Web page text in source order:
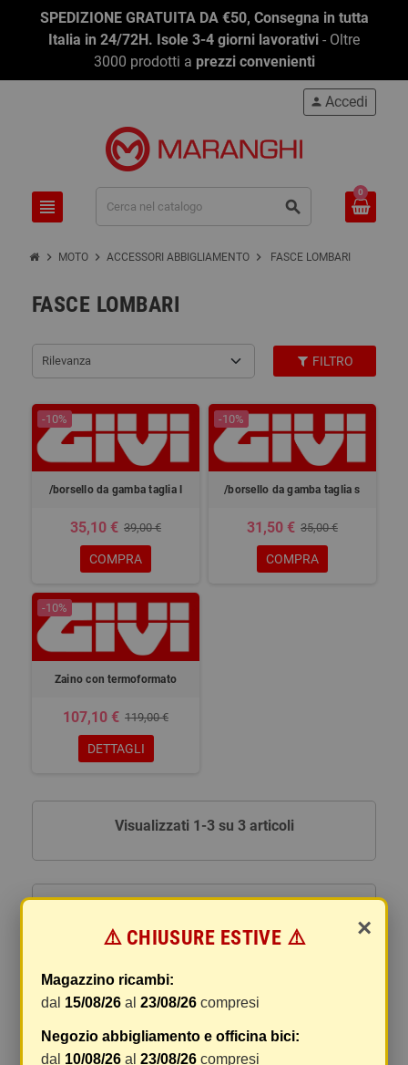
SPEDIZIONE GRATUITA DA €50, Consegna in tutta
Italia in 24/72H. Isole 3-4 giorni lavorativi - Oltre
3000 prodotti a prezzi convenienti
view_headline search
person Accedi
0
chevron_right MOTO chevron_right ACCESSORI ABBIGLIAMENTO chevron_right FASCE LOMBARI
ACCESSORI ABBIGLIAMENTO
FASCE LOMBARI
FASCE LOMBARI
Rilevanza FILTRO
-10%
/borsello da gamba taglia l
35,10 € 39,00 €
COMPRA
-10%
/borsello da gamba taglia s
31,50 € 35,00 €
COMPRA
-10%
Zaino con termoformato
107,10 € 119,00 €
DETTAGLI
Visualizzati 1-3 su 3 articoli
×
⚠️ CHIUSURE ESTIVE ⚠️
Magazzino ricambi:
dal 15/08/26 al23/08/26 compresi
Negozio abbigliamento e officina bici:
dal 10/08/26 al23/08/26 compresi